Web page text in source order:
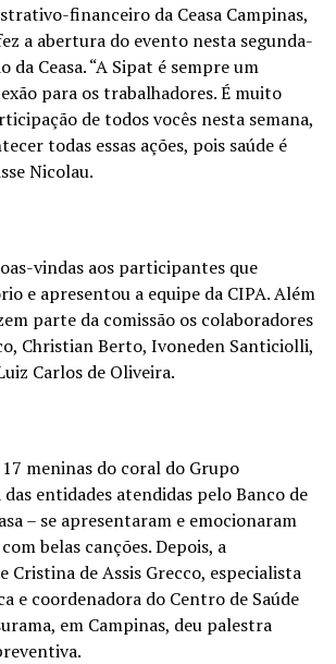
financeiro da Ceasa Campinas,
a abertura do evento nesta segunda-
Ceasa. “A Sipat é sempre um
para os trabalhadores. É muito
de todos vocês nesta semana,
todas essas ações, pois saúde é
Nicolau.
vindas aos participantes que
e apresentou a equipe da CIPA. Além
parte da comissão os colaboradores
Christian Berto, Ivoneden Santiciolli,
Carlos de Oliveira.
17 meninas do coral do Grupo
entidades atendidas pelo Banco de
– se apresentaram e emocionaram
belas canções. Depois, a
Cristina de Assis Grecco, especialista
e coordenadora do Centro de Saúde
em Campinas, deu palestra